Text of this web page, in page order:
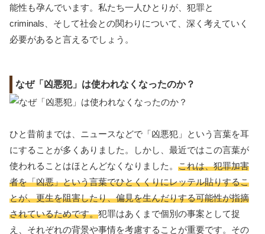
能性も孕んでいます。私たち一人ひとりが、犯罪と
criminals、そして社会との関わりについて、深く考えていく
必要があると言えるでしょう。
なぜ「凶悪犯」は使われなくなったのか？
ひと昔前までは、ニュースなどで「凶悪犯」という言葉を耳
にすることが多くありました。しかし、最近ではこの言葉が
使われることはほとんどなくなりました。 これは、犯罪加害
者を「凶悪」という言葉でひとくくりにレッテル貼りするこ
とが、更生を阻害したり、偏見を生んだりする可能性が指摘
されているためです。犯罪はあくまで個別の事案として捉
え、それぞれの背景や事情を考慮することが重要です。その